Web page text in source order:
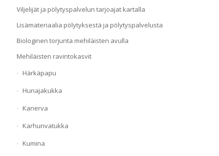
Viljelijät ja pölytyspalvelun tarjoajat kartalla
Lisämateriaalia pölytyksestä ja pölytyspalvelusta
Biologinen torjunta mehiläisten avulla
Mehiläisten ravintokasvit
Härkäpapu
Hunajakukka
Kanerva
Karhunvatukka
Kumina